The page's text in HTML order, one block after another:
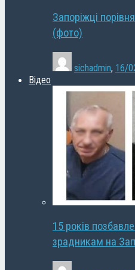
Запоріжці
(фото)
sichadmin, 16/
Відео
15 років
зрадникам на